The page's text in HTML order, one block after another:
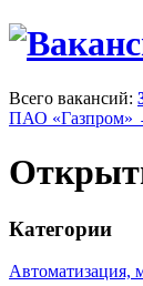
Всего вакансий:
ПАО «Газпром»
Категории
Автоматизация,